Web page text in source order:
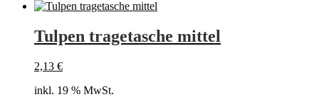
Tulpen tragetasche mittel
2,13 €
inkl. 19 % MwSt.